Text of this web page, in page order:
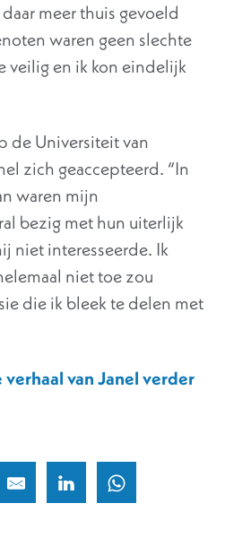
meer thuis gevoeld
waren geen slechte
veilig en ik kon eindelijk
de Universiteit van
zich geaccepteerd. “In
waren mijn
bezig met hun uiterlijk
niet interesseerde. Ik
niet toe zou
die ik bleek te delen met
van Janel verder